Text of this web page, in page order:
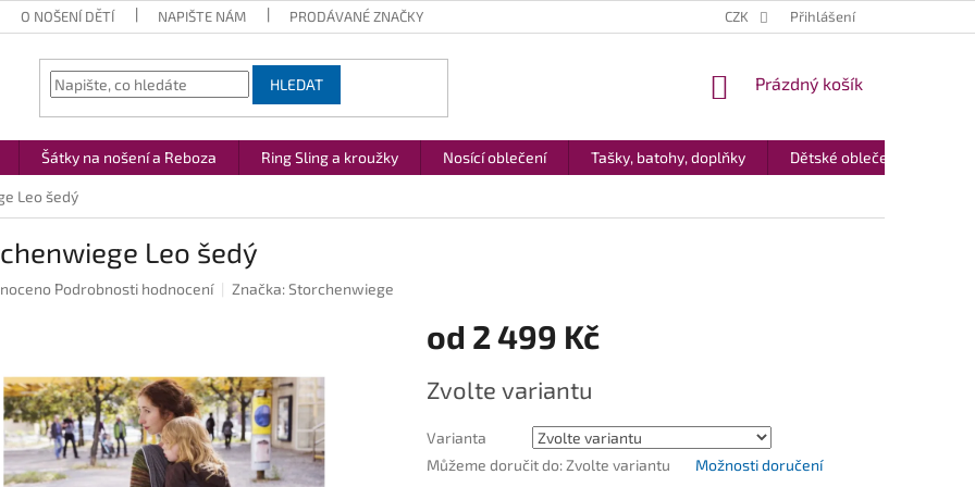
O NOŠENÍ DĚTÍ NAPIŠTE NÁM PRODÁVANÉ ZNAČKY CZK Přihlášení
HLEDAT
NÁKUPNÍ
Prázdný košík
Šátky na nošení a Reboza Ring Sling a kroužky Nosící oblečení Tašky, batohy, doplňky Dětské oblečení
Leo šedý
Leo šedý
Podrobnosti hodnocení Značka:Storchenwiege
od 2 499 Kč
cena:
Zvolte variantu
Varianta
Můžeme doručit do: Zvolte variantu Možnosti doručení